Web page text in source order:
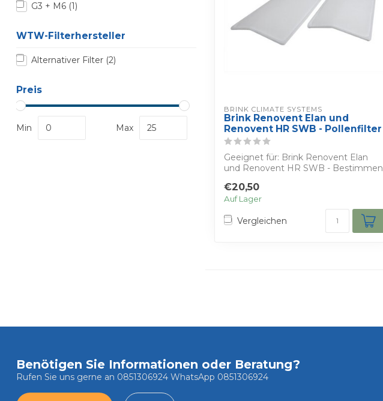
G3 + M6 (1)
WTW-Filterhersteller
Alternativer Filter (2)
Preis
Min Max
BRINK CLIMATE SYSTEMS
Brink Renovent Elan und
Renovent HR SWB - Pollenfilter
Geeignet für: Brink Renovent Elan
und Renovent HR SWB - Bestimmen
€20,50
Auf Lager
Vergleichen
Benötigen Sie Informationen oder Beratung?
Rufen Sie uns gerne an 0851306924 WhatsApp 0851306924